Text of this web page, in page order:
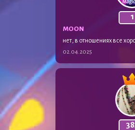
1
MOON
нет, в отношениях все
02.04.2025